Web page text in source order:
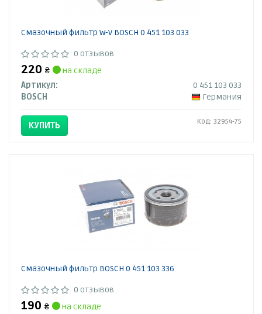
Смазочный фильтр W-V BOSCH 0 451 103 033
0 отзывов
220 ₴
на складе
Артикул:
0 451 103 033
BOSCH
Германия
КУПИТЬ Код: 32954-75
Смазочный фильтр BOSCH 0 451 103 336
0 отзывов
190 ₴
на складе